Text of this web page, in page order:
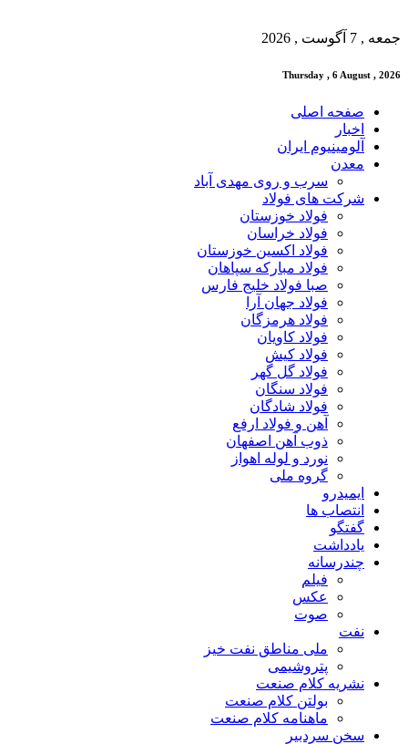
جمعه , 7 آگوست , 2026
Thursday , 6 August , 2026
صفحه اصلی
اخبار
آلومینیوم ایران
معدن
سرب و روی مهدی آباد
شرکت های فولاد
فولاد خوزستان
فولاد خراسان
فولاد اکسین خوزستان
فولاد مبارکه سپاهان
صبا فولاد خلیج فارس
فولاد جهان آرا
فولاد هرمزگان
فولاد کاویان
فولاد کیش
فولاد گل گهر
فولاد سنگان
فولاد شادگان
آهن و فولاد ارفع
ذوب آهن اصفهان
نورد و لوله اهواز
گروه ملی
ایمیدرو
انتصاب ها
گفتگو
یادداشت
چندرسانه
فیلم
عکس
صوت
نفت
ملی مناطق نفت خیز
پتروشیمی
نشریه کلام صنعت
بولتن کلام صنعت
ماهنامه کلام صنعت
سخن سردبیر